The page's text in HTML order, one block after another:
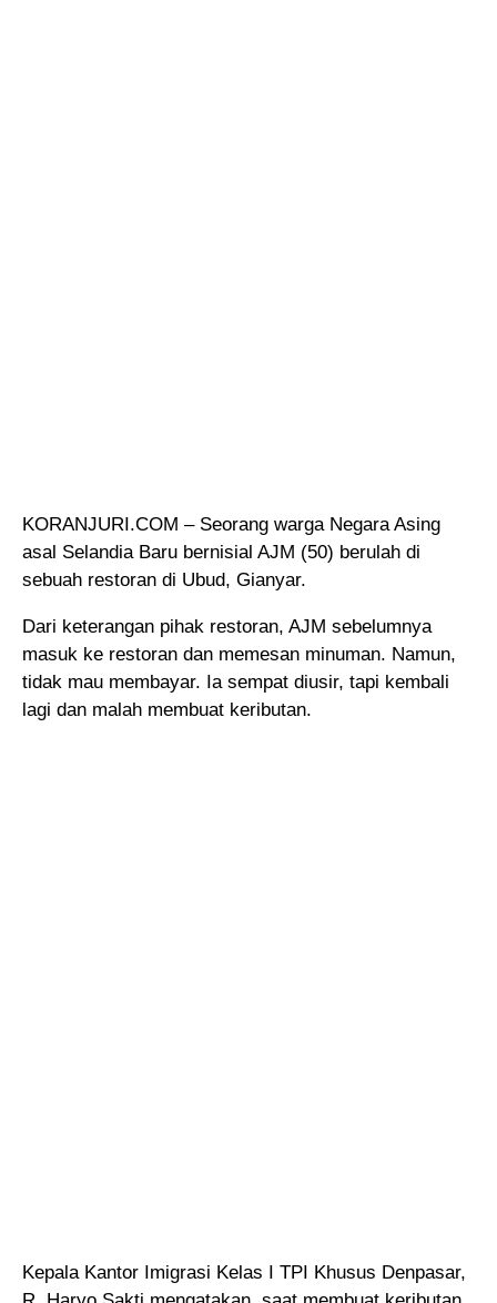
KORANJURI.COM – Seorang warga Negara Asing
asal Selandia Baru bernisial AJM (50) berulah di
sebuah restoran di Ubud, Gianyar.
Dari keterangan pihak restoran, AJM sebelumnya
masuk ke restoran dan memesan minuman. Namun,
tidak mau membayar. Ia sempat diusir, tapi kembali
lagi dan malah membuat keributan.
Kepala Kantor Imigrasi Kelas I TPI Khusus Denpasar,